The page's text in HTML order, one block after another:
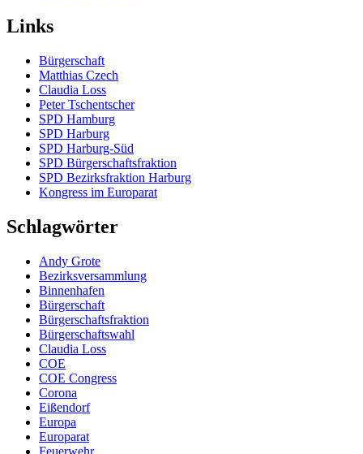
Links
Bürgerschaft
Matthias Czech
Claudia Loss
Peter Tschentscher
SPD Hamburg
SPD Harburg
SPD Harburg-Süd
SPD Bürgerschaftsfraktion
SPD Bezirksfraktion Harburg
Kongress im Europarat
Schlagwörter
Andy Grote
Bezirksversammlung
Binnenhafen
Bürgerschaft
Bürgerschaftsfraktion
Bürgerschaftswahl
Claudia Loss
COE
COE Congress
Corona
Eißendorf
Europa
Europarat
Feuerwehr